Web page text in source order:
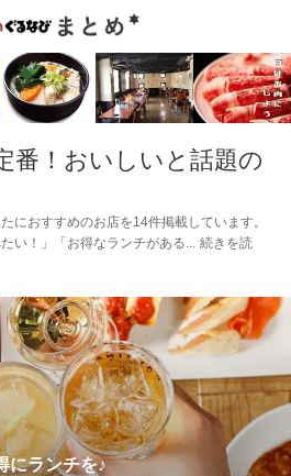
番！おいしいと話題の
におすすめのお店を14件掲載しています。
い！」「お得なランチがある
続きを読
にランチを♪